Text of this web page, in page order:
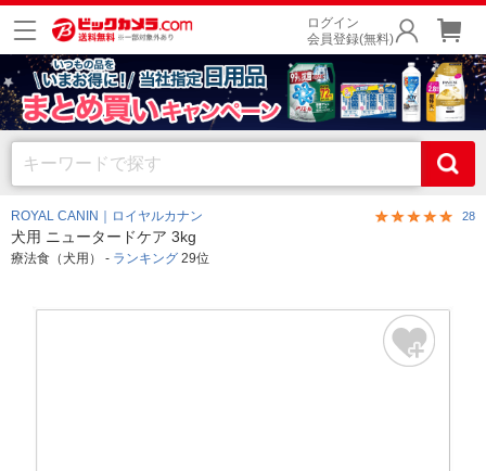
ログイン
会員登録(無料)
ROYAL CANIN｜ロイヤルカナン 28
犬用 ニュータードケア 3kg
療法食（犬用） - ランキング 29位